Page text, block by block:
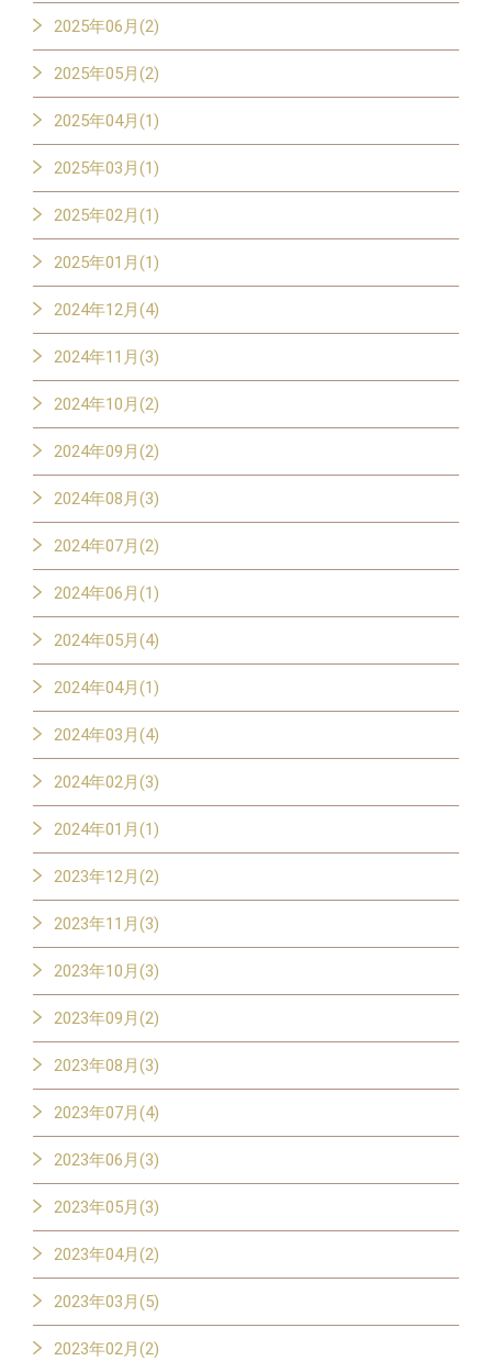
2025年06月(2)
2025年05月(2)
2025年04月(1)
2025年03月(1)
2025年02月(1)
2025年01月(1)
2024年12月(4)
2024年11月(3)
2024年10月(2)
2024年09月(2)
2024年08月(3)
2024年07月(2)
2024年06月(1)
2024年05月(4)
2024年04月(1)
2024年03月(4)
2024年02月(3)
2024年01月(1)
2023年12月(2)
2023年11月(3)
2023年10月(3)
2023年09月(2)
2023年08月(3)
2023年07月(4)
2023年06月(3)
2023年05月(3)
2023年04月(2)
2023年03月(5)
2023年02月(2)